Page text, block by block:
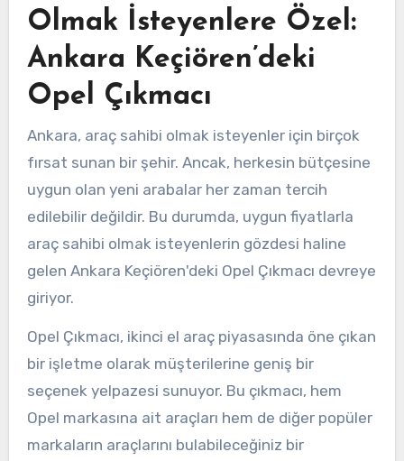
Olmak İsteyenlere Özel:
Ankara Keçiören’deki
Opel Çıkmacı
Ankara, araç sahibi olmak isteyenler için birçok
fırsat sunan bir şehir. Ancak, herkesin bütçesine
uygun olan yeni arabalar her zaman tercih
edilebilir değildir. Bu durumda, uygun fiyatlarla
araç sahibi olmak isteyenlerin gözdesi haline
gelen Ankara Keçiören'deki Opel Çıkmacı devreye
giriyor.
Opel Çıkmacı, ikinci el araç piyasasında öne çıkan
bir işletme olarak müşterilerine geniş bir
seçenek yelpazesi sunuyor. Bu çıkmacı, hem
Opel markasına ait araçları hem de diğer popüler
markaların araçlarını bulabileceğiniz bir